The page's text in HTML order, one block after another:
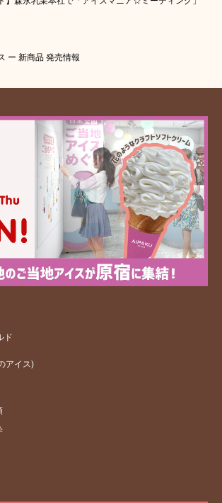
ー 新商品 発売情報
ド
アイス)